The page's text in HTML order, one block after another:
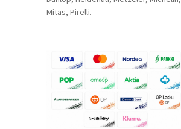
Mitas, Pirelli.